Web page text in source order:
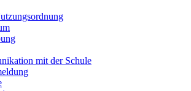
mit der Schule